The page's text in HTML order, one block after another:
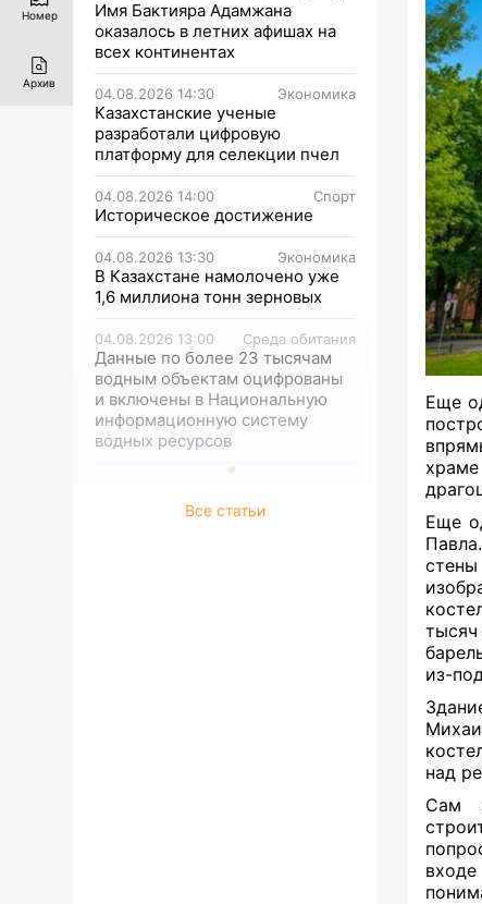
Имя Бактияра Адамжана
оказалось в летних афишах на
всех континентах
04.08.2026 14:30 Экономика
Казахстанские ученые
разработали цифровую
платформу для селекции пчел
04.08.2026 14:00 Спорт
Историческое достижение
04.08.2026 13:30 Экономика
В Казахстане намолочено уже
1,6 миллиона тонн зерновых
04.08.2026 13:00 Среда обитания
Данные по более 23 тысячам
водным объектам оцифрованы
и включены в Национальную
информационную систему
водных ресурсов
Все статьи
Еще
Еще
из-
над
Сам
Номер
Архив